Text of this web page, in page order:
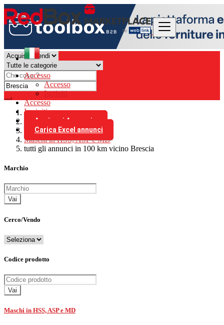
Accesso
Accesso
Iscriviti
Accesso
Iscriviti
Aggiungi Annuncio
Carica Excel annunci
Italia
Utensili da taglio
Maschi in HSS, ASP e MD
tutti gli annunci in 100 km vicino Brescia
Marchio
Vai
Cerco/Vendo
Codice prodotto
Vai
Maschi in HSS, ASP e MD